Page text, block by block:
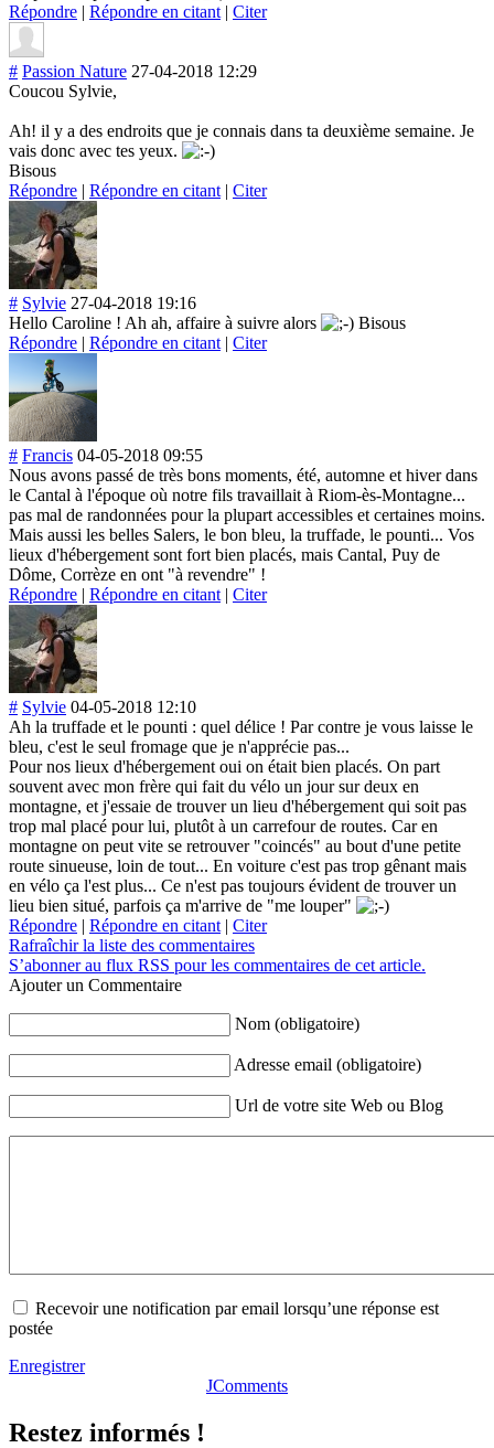
Répondre | Répondre en citant | Citer
# Passion Nature 27-04-2018 12:29
Coucou Sylvie,
Ah! il y a des endroits que je connais dans ta deuxième semaine. Je
vais donc avec tes yeux.
Bisous
Répondre | Répondre en citant | Citer
# Sylvie 27-04-2018 19:16
Hello Caroline ! Ah ah, affaire à suivre alors
Bisous
Répondre | Répondre en citant | Citer
# Francis 04-05-2018 09:55
Nous avons passé de très bons moments, été, automne et hiver dans
le Cantal à l'époque où notre fils travaillait à Riom-ès-Montagne...
pas mal de randonnées pour la plupart accessibles et certaines moins.
Mais aussi les belles Salers, le bon bleu, la truffade, le pounti... Vos
lieux d'hébergement sont fort bien placés, mais Cantal, Puy de
Dôme, Corrèze en ont "à revendre" !
Répondre | Répondre en citant | Citer
# Sylvie 04-05-2018 12:10
Ah la truffade et le pounti : quel délice ! Par contre je vous laisse le
bleu, c'est le seul fromage que je n'apprécie pas...
Pour nos lieux d'hébergement oui on était bien placés. On part
souvent avec mon frère qui fait du vélo un jour sur deux en
montagne, et j'essaie de trouver un lieu d'hébergement qui soit pas
trop mal placé pour lui, plutôt à un carrefour de routes. Car en
montagne on peut vite se retrouver "coincés" au bout d'une petite
route sinueuse, loin de tout... En voiture c'est pas trop gênant mais
en vélo ça l'est plus... Ce n'est pas toujours évident de trouver un
lieu bien situé, parfois ça m'arrive de "me louper"
Répondre | Répondre en citant | Citer
Rafraîchir la liste des commentaires
S’abonner au flux RSS pour les commentaires de cet article.
Ajouter un Commentaire
Nom (obligatoire)
Adresse email (obligatoire)
Url de votre site Web ou Blog
Recevoir une notification par email lorsqu’une réponse est
postée
Enregistrer
JComments
Restez informés !